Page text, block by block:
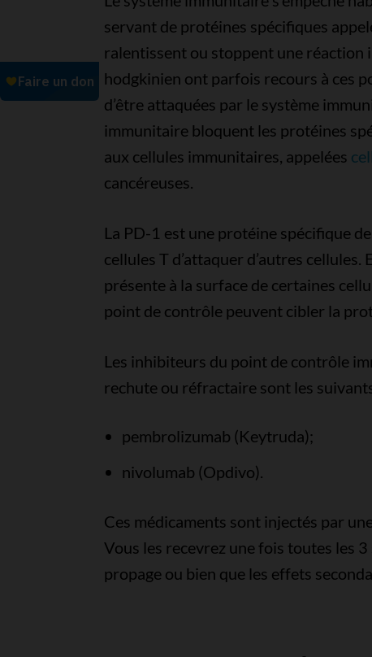
servant de protéines spécifiques
ralentissent ou stoppent une
hodgkinien ont parfois recours à ces
d’être attaquées par le système
immunitaire bloquent les protéines
aux cellules immunitaires, appelées
cancéreuses.
La PD-1 est une protéine spécifique
cellules T d’attaquer d’autres
présente à la surface de certaines
point de contrôle peuvent cibler la
Les inhibiteurs du point de contrôle
rechute ou réfractaire sont les
pembrolizumab (Keytruda);
nivolumab (Opdivo).
Ces médicaments sont injectés par
Vous les recevrez une fois toutes les 3
propage ou bien que les effets